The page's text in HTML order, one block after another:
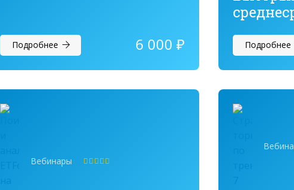
Подробнее 6 000 ₽ Подробнее
Вебинары